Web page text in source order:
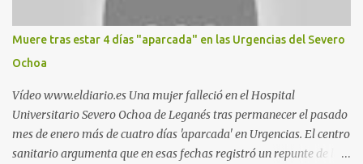
Nueva. Otro lugar: Escombrera de Polvoranca, entre Leganés y
Móstoles También en el parque de la Hispanidad, situado frente a
la Policía Local de Leganés de la calle Chile, 1, y junto al
cementerio de Butarque". Más información
Muere tras estar 4 días "aparcada" en las Urgencias del Severo
Ochoa
Vídeo www.eldiario.es Una mujer falleció en el Hospital
Universitario Severo Ochoa de Leganés tras permanecer el pasado
mes de enero más de cuatro días 'aparcada' en Urgencias. El centro
sanitario argumenta que en esas fechas registró un repunte de las